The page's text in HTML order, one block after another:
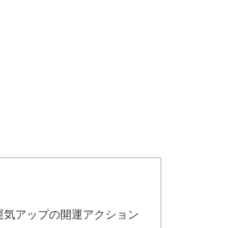
アップの開運アクション